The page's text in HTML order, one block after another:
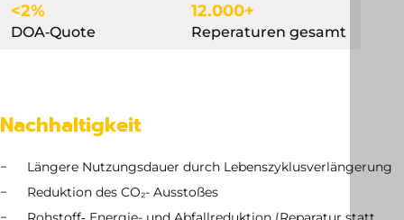
<2%
DOA‐Quote
12.000+
Reperaturen gesamt
Nachhaltigkeit
Längere Nutzungsdauer durch Lebenszyklusverlängerung
Reduktion des CO₂- Ausstoßes